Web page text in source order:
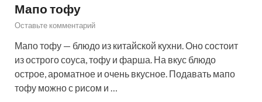
Мапо тофу
Оставьте комментарий
Мапо тофу — блюдо из китайской кухни. Оно состоит
из острого соуса, тофу и фарша. На вкус блюдо
острое, ароматное и очень вкусное. Подавать мапо
тофу можно с рисом и …